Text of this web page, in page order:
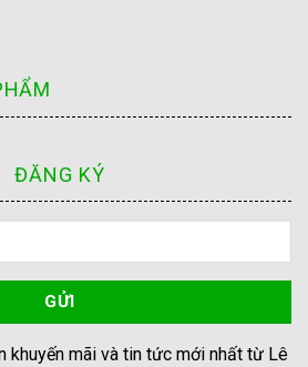
ĐĂNG KÝ
khuyến mãi và tin tức mới nhất từ Lê